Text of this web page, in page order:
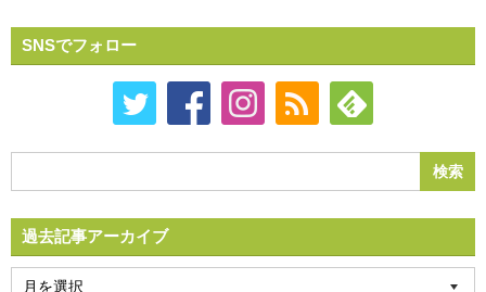
SNSでフォロー
過去記事アーカイブ